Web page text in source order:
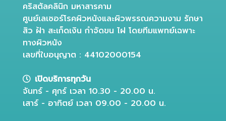
คริสตัลคลินิก มหาสารคาม
ศูนย์เลเซอร์โรคผิวหนังและผิวพรรณความงาม รักษา
สิว ฝ้า สะเก็ดเงิน กำจัดขน ไฝ โดยทีมแพทย์เฉพาะ
ทางผิวหนัง
เลขที่ใบอนุญาต : 44102000154
เปิดบริการทุกวัน
จันทร์ - ศุกร์ เวลา 10.30 - 20.00 น.
เสาร์ - อาทิตย์ เวลา 09.00 - 20.00 น.